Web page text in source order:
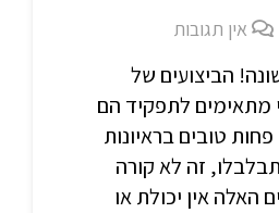
אין תגובות
הביצועים של
מתאימים לתפקיד הם
טובים בראיונות
זה לא קורה
האלה אין יכולת או